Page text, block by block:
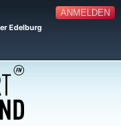
ANMELDEN
Edelburg